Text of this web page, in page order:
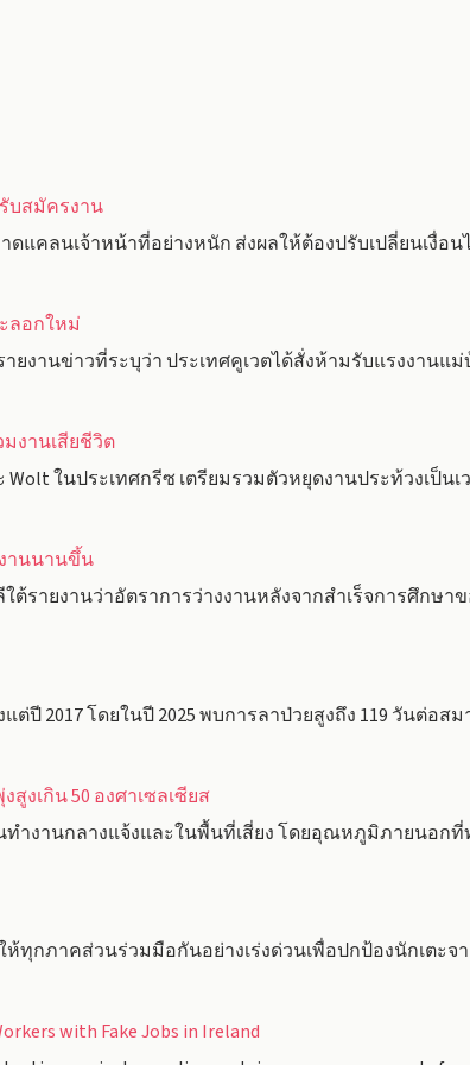
บสมัครงาน
คลนเจ้าหน้าที่อย่างหนัก ส่งผลให้ต้องปรับเปลี่ยนเงื่อน
ลอกใหม่
ยงานข่าวที่ระบุว่า ประเทศคูเวตได้สั่งห้ามรับแรงงานแ
งานเสียชีวิต
ในประเทศกรีซ เตรียมรวมตัวหยุดงานประท้วงเป็นเ
านนานขึ้น
รายงานว่าอัตราการว่างงานหลังจากสำเร็จการศึกษา
ปี 2017 โดยในปี 2025 พบการลาป่วยสูงถึง 119 วันต่อส
เกิน 50 องศาเซลเซียส
ำงานกลางแจ้งและในพื้นที่เสี่ยง โดยอุณหภูมิภายนอกที่
ทุกภาคส่วนร่วมมือกันอย่างเร่งด่วนเพื่อปกป้องนักเตะจ
with Fake Jobs in Ireland